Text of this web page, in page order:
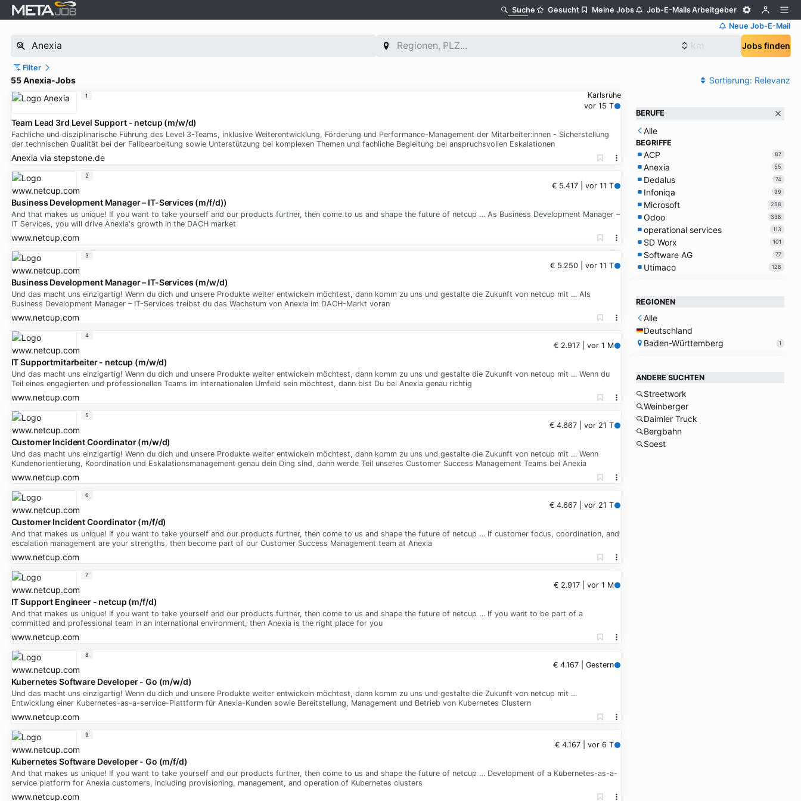
Suche Gesucht Meine Jobs Job-E-MailsArbeitgeber
Neue Job-E-Mail
Jobs finden
Filter
55 Anexia-Jobs Sortierung: Relevanz
Karlsruhe
vor 15 T
Team Lead 3rd Level Support - netcup (m/w/d)
Fachliche und disziplinarische Führung des Level 3-Teams, inklusive Weiterentwicklung, Förderung und Performance-Management der Mitarbeiter:innen - Sicherstellung
der technischen Qualität bei der Fallbearbeitung sowie Unterstützung bei komplexen Themen und fachliche Begleitung bei anspruchsvollen Eskalationen
Anexia via stepstone.de
1
€ 5.417 | vor 11 T
Business Development Manager – IT-Services (m/f/d))
And that makes us unique! If you want to take yourself and our products further, then come to us and shape the future of netcup … As Business Development Manager –
IT Services, you will drive Anexia's growth in the DACH market
www.netcup.com
2
€ 5.250 | vor 11 T
Business Development Manager – IT-Services (m/w/d)
Und das macht uns einzigartig! Wenn du dich und unsere Produkte weiter entwickeln möchtest, dann komm zu uns und gestalte die Zukunft von netcup mit … Als
Business Development Manager – IT-Services treibst du das Wachstum von Anexia im DACH-Markt voran
www.netcup.com
3
€ 2.917 | vor 1 M
IT Supportmitarbeiter - netcup (m/w/d)
Und das macht uns einzigartig! Wenn du dich und unsere Produkte weiter entwickeln möchtest, dann komm zu uns und gestalte die Zukunft von netcup mit … Wenn du
Teil eines engagierten und professionellen Teams im internationalen Umfeld sein möchtest, dann bist Du bei Anexia genau richtig
www.netcup.com
4
€ 4.667 | vor 21 T
Customer Incident Coordinator (m/w/d)
Und das macht uns einzigartig! Wenn du dich und unsere Produkte weiter entwickeln möchtest, dann komm zu uns und gestalte die Zukunft von netcup mit … Wenn
Kundenorientierung, Koordination und Eskalationsmanagement genau dein Ding sind, dann werde Teil unseres Customer Success Management Teams bei Anexia
www.netcup.com
5
€ 4.667 | vor 21 T
Customer Incident Coordinator (m/f/d)
And that makes us unique! If you want to take yourself and our products further, then come to us and shape the future of netcup … If customer focus, coordination, and
escalation management are your strengths, then become part of our Customer Success Management team at Anexia
www.netcup.com
6
€ 2.917 | vor 1 M
IT Support Engineer - netcup (m/f/d)
And that makes us unique! If you want to take yourself and our products further, then come to us and shape the future of netcup … If you want to be part of a
committed and professional team in an international environment, then Anexia is the right place for you
www.netcup.com
7
€ 4.167 | Gestern
Kubernetes Software Developer - Go (m/w/d)
Und das macht uns einzigartig! Wenn du dich und unsere Produkte weiter entwickeln möchtest, dann komm zu uns und gestalte die Zukunft von netcup mit …
Entwicklung einer Kubernetes-as-a-service-Plattform für Anexia-Kunden sowie Bereitstellung, Management und Betrieb von Kubernetes Clustern
www.netcup.com
8
€ 4.167 | vor 6 T
Kubernetes Software Developer - Go (m/f/d)
And that makes us unique! If you want to take yourself and our products further, then come to us and shape the future of netcup … Development of a Kubernetes-as-a-
service platform for Anexia customers, including provisioning, management, and operation of Kubernetes clusters
www.netcup.com
9
BERUFE
Alle
BEGRIFFE
ACP 87
Anexia 55
Dedalus 74
Infoniqa 99
Microsoft 258
Odoo 338
operational services 113
SD Worx 101
Software AG 77
Utimaco 128
REGIONEN
Alle
Deutschland
Baden-Württemberg
1
ANDERE SUCHTEN
Streetwork
Weinberger
Daimler Truck
Bergbahn
Soest